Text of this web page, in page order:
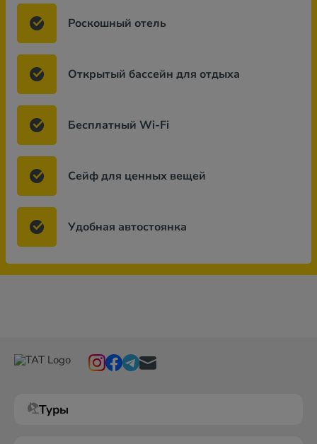
Роскошный отель
Открытый бассейн для отдыха
Бесплатный Wi-Fi
Сейф для ценных вещей
Удобная автостоянка
Туры